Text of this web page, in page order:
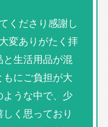
くださり感謝し
変ありがたく拝
生活用品が混
にご負担が大
うな中で、少
く思っており